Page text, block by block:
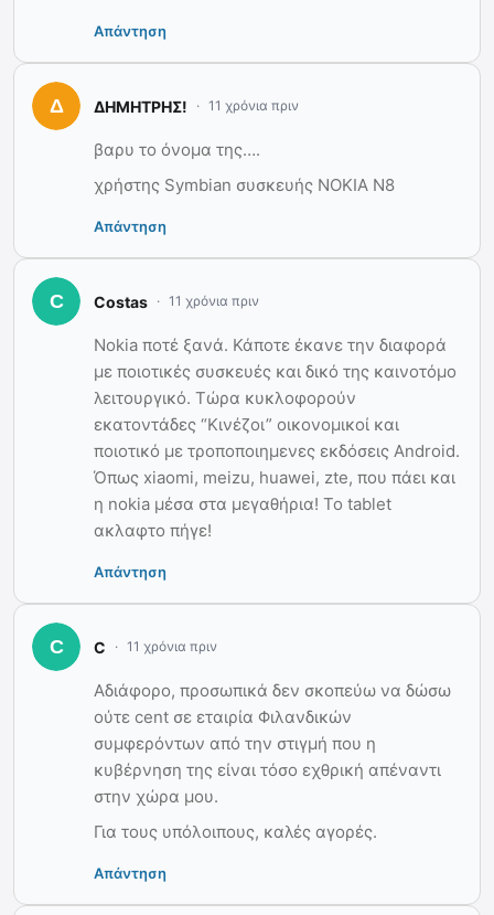
Απάντηση
ΔΗΜΗΤΡΗΣ! 11 χρόνια πριν
βαρυ το όνομα της….
χρήστης Symbian συσκευής ΝΟΚΙΑ Ν8
Απάντηση
Costas 11 χρόνια πριν
Nokia ποτέ ξανά. Κάποτε έκανε την διαφορά
με ποιοτικές συσκευές και δικό της καινοτόμο
λειτουργικό. Τώρα κυκλοφορούν
εκατοντάδες “Κινέζοι” οικονομικοί και
ποιοτικό με τροποποιημενες εκδόσεις Android.
Όπως xiaomi, meizu, huawei, zte, που πάει και
η nokia μέσα στα μεγαθήρια! Το tablet
ακλαφτο πήγε!
Απάντηση
C 11 χρόνια πριν
Αδιάφορο, προσωπικά δεν σκοπεύω να δώσω
ούτε cent σε εταιρία Φιλανδικών
συμφερόντων από την στιγμή που η
κυβέρνηση της είναι τόσο εχθρική απέναντι
στην χώρα μου.
Για τους υπόλοιπους, καλές αγορές.
Απάντηση